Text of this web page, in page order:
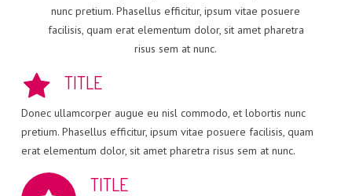
nunc pretium. Phasellus efficitur, ipsum vitae posuere
facilisis, quam erat elementum dolor, sit amet pharetra
risus sem at nunc.
TITLE
Donec ullamcorper augue eu nisl commodo, et lobortis nunc
pretium. Phasellus efficitur, ipsum vitae posuere facilisis, quam
erat elementum dolor, sit amet pharetra risus sem at nunc.
TITLE